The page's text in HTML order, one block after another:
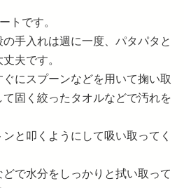
トです。
手入れは週に一度、パタパタと
夫です。
にスプーンなどを用いて掬い取
固く絞ったタオルなどで汚れを
と叩くようにして吸い取ってく
で水分をしっかりと拭い取って